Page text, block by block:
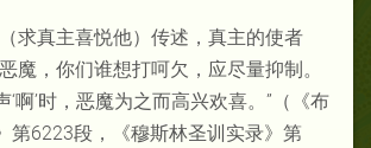
求真主喜悦他）传述，真主的使者
魔，你们谁想打呵欠，应尽量抑制。
‘啊’时，恶魔为之而高兴欢喜。”（《布
第6223段，《穆斯林圣训实录》第